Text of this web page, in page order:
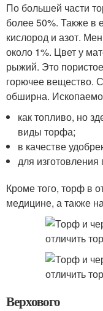
По большей части
более 50%. Также в
кислород и азот.
около 1%. Цвет у
рыжий. Это
горючее вещество.
обширна.
как топливо, но
виды торфа;
в качестве
для
Кроме того, торф в
медицине, а также
Верхового